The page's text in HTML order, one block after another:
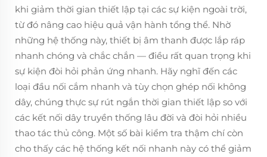
khi giảm thời gian thiết lập tại các sự kiện ngoài trời,
từ đó nâng cao hiệu quả vận hành tổng thể. Nhờ
những hệ thống này, thiết bị âm thanh được lắp ráp
nhanh chóng và chắc chắn — điều rất quan trọng khi
sự kiện đòi hỏi phản ứng nhanh. Hãy nghĩ đến các
loại đầu nối cắm nhanh và tùy chọn ghép nối không
dây, chúng thực sự rút ngắn thời gian thiết lập so với
các kết nối dây truyền thống lâu đời và đòi hỏi nhiều
thao tác thủ công. Một số bài kiểm tra thậm chí còn
cho thấy các hệ thống kết nối nhanh này có thể giảm